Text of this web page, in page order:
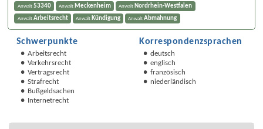
Anwalt 53340 Anwalt Meckenheim Anwalt Nordrhein-Westfalen
Anwalt Arbeitsrecht Anwalt Kündigung AnwaltAbmahnung
Schwerpunkte
Arbeitsrecht
Verkehrsrecht
Vertragsrecht
Strafrecht
Bußgeldsachen
Internetrecht
Korrespondenzsprachen
deutsch
englisch
französisch
niederländisch